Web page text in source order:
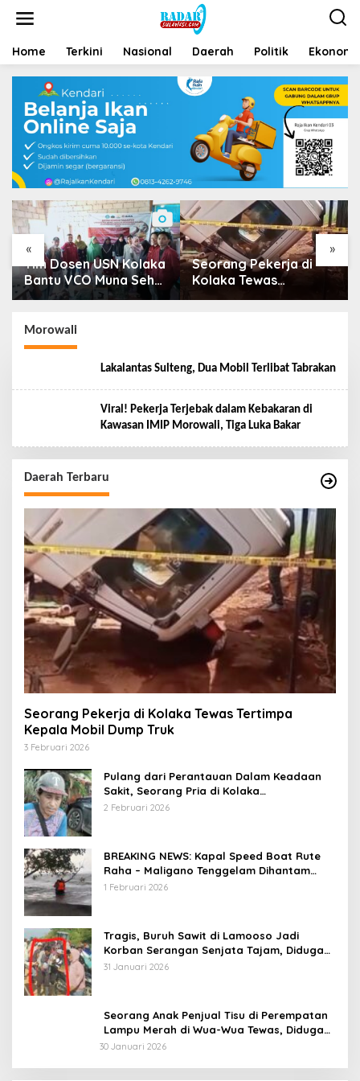
Home Terkini Nasional Daerah Politik
« »
Tim Dosen USN Kolaka
Bantu VCO Muna Sehat
Go Nasional
Seorang Pekerja di
Kolaka Tewas
Tertimpa Kepala Mobil
Morowali
Lakalantas Sulteng, Dua Mobil Terlibat Tabrakan
Viral! Pekerja Terjebak dalam Kebakaran di
Kawasan IMIP Morowali, Tiga Luka Bakar
Daerah Terbaru
Seorang Pekerja di Kolaka Tewas Tertimpa
Kepala Mobil Dump Truk
3 Februari 2026
Pulang dari Perantauan Dalam Keadaan
Sakit, Seorang Pria di Kolaka
Diterlantarkan Istri
2 Februari 2026
BREAKING NEWS: Kapal Speed Boat Rute
Raha – Maligano Tenggelam Dihantam
Angin dan Ombak Tinggi
1 Februari 2026
Tragis, Buruh Sawit di Lamooso Jadi
Korban Serangan Senjata Tajam, Diduga
Terkait Tanah
31 Januari 2026
Seorang Anak Penjual Tisu di Perempatan
Lampu Merah di Wua-Wua Tewas, Diduga
Jadi Korban Tabrak Lari
30 Januari 2026